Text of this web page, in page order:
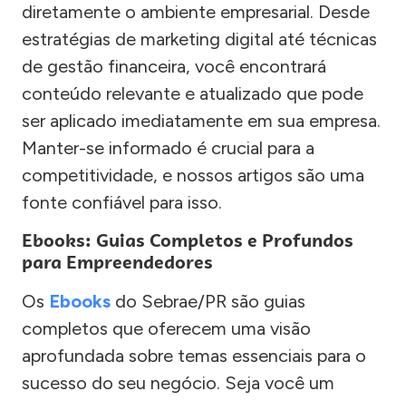
diretamente o ambiente empresarial. Desde
estratégias de marketing digital até técnicas
de gestão financeira, você encontrará
conteúdo relevante e atualizado que pode
ser aplicado imediatamente em sua empresa.
Manter-se informado é crucial para a
competitividade, e nossos artigos são uma
fonte confiável para isso.
Ebooks: Guias Completos e Profundos
para Empreendedores
Os Ebooks do Sebrae/PR são guias
completos que oferecem uma visão
aprofundada sobre temas essenciais para o
sucesso do seu negócio. Seja você um